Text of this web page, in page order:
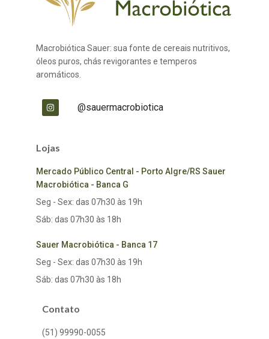
Macrobiótica Sauer: sua fonte de cereais nutritivos,
óleos puros, chás revigorantes e temperos
aromáticos.
@sauermacrobiotica
Lojas
Mercado Público Central - Porto Algre/RS Sauer
Macrobiótica - Banca G
Seg - Sex: das 07h30 às 19h
Sáb: das 07h30 às 18h
Sauer Macrobiótica - Banca 17
Seg - Sex: das 07h30 às 19h
Sáb: das 07h30 às 18h
Contato
(51) 99990-0055